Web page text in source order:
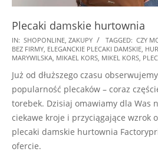
Plecaki damskie hurtownia
2025-
02-
IN: SHOPONLINE ZAKUPY TAGGED: CZY
BEZ FIRMY ELEGANCKIE PLECAKI DAMSKIE
MARYWILSKA MIKAEL KORS MIKEL KORS
Już od dłuższego czasu
popularność plecaków – coraz
torebek. Dzisiaj omawiamy dla Was
ciekawe kroje i przyciągające wzrok
plecaki damskie hurtownia
ofercie.